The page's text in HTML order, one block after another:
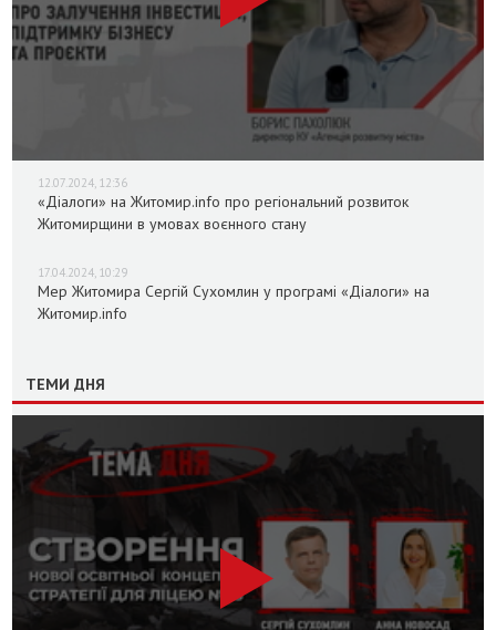
12.07.2024, 12:36
«Діалоги» на Житомир.info про регіональний розвиток
Житомирщини в умовах воєнного стану
17.04.2024, 10:29
Мер Житомира Сергій Сухомлин у програмі «Діалоги» на
Житомир.info
ТЕМИ ДНЯ